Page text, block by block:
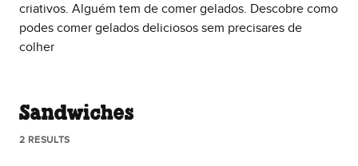
criativos. Alguém tem de comer gelados. Descobre como
podes comer gelados deliciosos sem precisares de
colher
Sandwiches
2 RESULTS